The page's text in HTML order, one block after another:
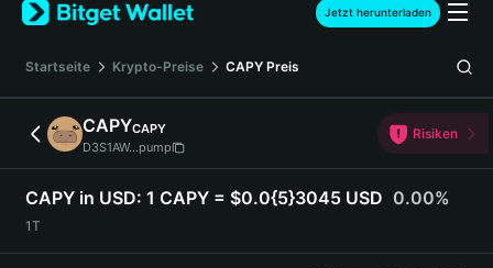
Türkçe
Français
Deutsch
简体中文
繁體中文
Português (Portugal)
Bahasa Indonesia
ภาษาไทย
हिन्दी
Jetzt herunterladen
Startseite Krypto-Preise CAPY Preis
CAPYCAPY
D3S1AW...pump
Risiken
CAPY in USD: 1 CAPY = $0.0{5}3045 USD 0.00%
1T